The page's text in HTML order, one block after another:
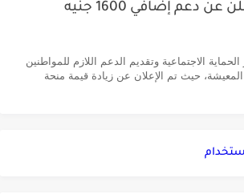
وزارة التموين تعلن عن دعم إضافي 1600 جنيه
الاجتماعية وتقديم الدعم اللازم للمواطنين
المعيشة، حيث تم الإعلان عن زيادة قيمة منحة